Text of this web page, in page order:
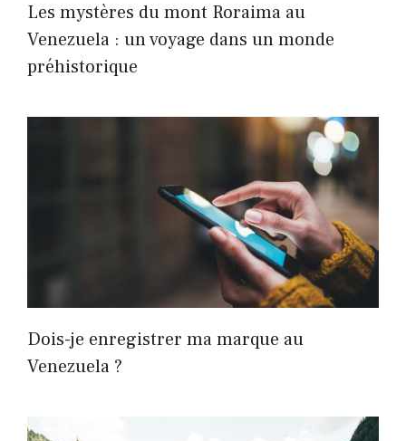
Les mystères du mont Roraima au
Venezuela : un voyage dans un monde
préhistorique
Dois-je enregistrer ma marque au
Venezuela ?